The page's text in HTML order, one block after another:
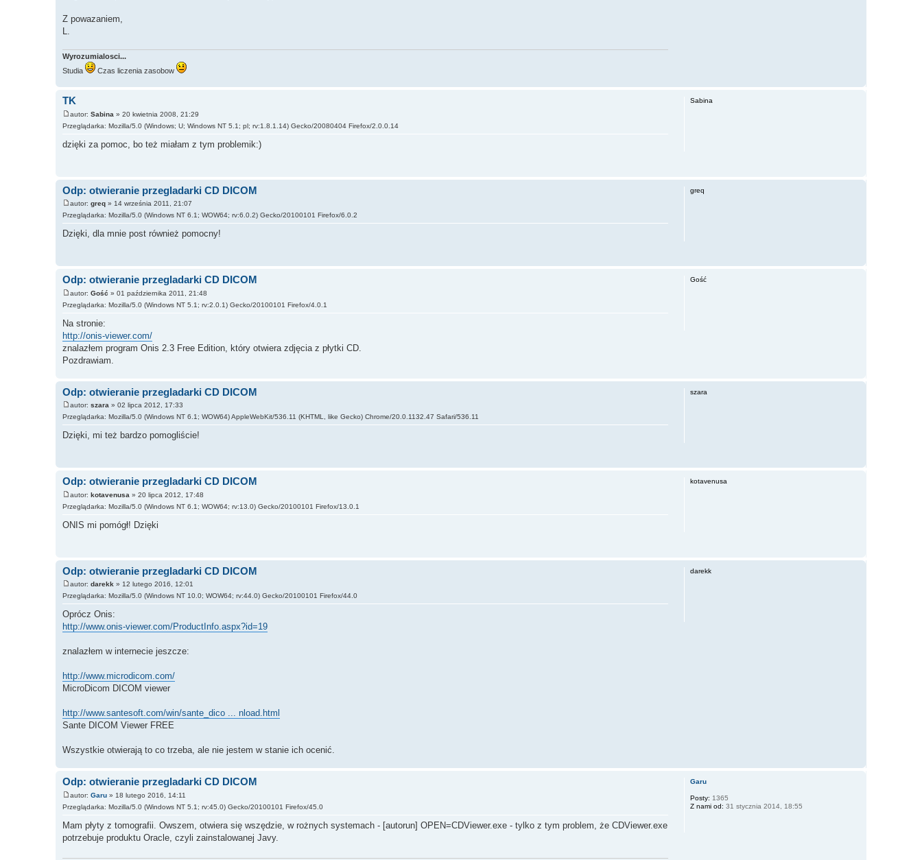
Z powazaniem,
L.
Wyrozumialosci...
Studia
Czas liczenia zasobow
TK
autor: Sabina » 20 kwietnia 2008, 21:29
Przeglądarka: Mozilla/5.0 (Windows; U; Windows NT 5.1; pl; rv:1.8.1.14) Gecko/20080404 Firefox/2.0.0.14
dzięki za pomoc, bo też miałam z tym problemik:)
Sabina
Odp: otwieranie przegladarki CD DICOM
autor: greq» 14 września 2011, 21:07
Przeglądarka: Mozilla/5.0 (Windows NT 6.1; WOW64; rv:6.0.2) Gecko/20100101 Firefox/6.0.2
Dzięki, dla mnie post również pomocny!
greq
Odp: otwieranie przegladarki CD DICOM
autor: Gość » 01 października 2011, 21:48
Przeglądarka: Mozilla/5.0 (Windows NT 5.1; rv:2.0.1) Gecko/20100101 Firefox/4.0.1
Na stronie:
http://onis-viewer.com/
znalazłem program Onis 2.3 Free Edition, który otwiera zdjęcia z płytki CD.
Pozdrawiam.
Gość
Odp: otwieranie przegladarki CD DICOM
autor: szara» 02 lipca 2012, 17:33
Przeglądarka: Mozilla/5.0 (Windows NT 6.1; WOW64) AppleWebKit/536.11 (KHTML, like Gecko) Chrome/20.0.1132.47 Safari/536.11
Dzięki, mi też bardzo pomogliście!
szara
Odp: otwieranie przegladarki CD DICOM
autor: kotavenusa » 20 lipca 2012, 17:48
Przeglądarka: Mozilla/5.0 (Windows NT 6.1; WOW64; rv:13.0) Gecko/20100101 Firefox/13.0.1
ONIS mi pomógł! Dzięki
kotavenusa
Odp: otwieranie przegladarki CD DICOM
autor: darekk» 12 lutego 2016, 12:01
Przeglądarka: Mozilla/5.0 (Windows NT 10.0; WOW64; rv:44.0) Gecko/20100101 Firefox/44.0
Oprócz Onis:
http://www.onis-viewer.com/ProductInfo.aspx?id=19
znalazłem w internecie jeszcze:
http://www.microdicom.com/
MicroDicom DICOM viewer
http://www.santesoft.com/win/sante_dico ... nload.html
Sante DICOM Viewer FREE
Wszystkie otwierają to co trzeba, ale nie jestem w stanie ich ocenić.
darekk
Odp: otwieranie przegladarki CD DICOM
autor: Garu» 18 lutego 2016, 14:11
Przeglądarka: Mozilla/5.0 (Windows NT 5.1; rv:45.0) Gecko/20100101 Firefox/45.0
Mam płyty z tomografii. Owszem, otwiera się wszędzie, w rożnych systemach - [autorun] OPEN=CDViewer.exe - tylko z tym problem, że CDViewer.exe
potrzebuje produktu Oracle, czyli zainstalowanej Javy.
Garu
Posty: 1365
Z nami od: 31 stycznia 2014, 18:55